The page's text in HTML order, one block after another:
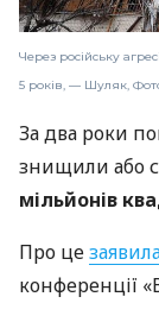
Через російську
5 років, — Шуляк,
За два роки
знищили або
мільйонів
Про це
конференції